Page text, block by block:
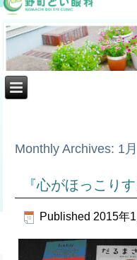
Monthly Archives: 1
『心がほっこ
Published 2015年